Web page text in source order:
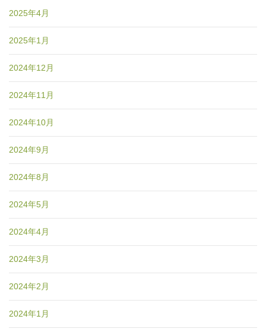
2025年4月
2025年1月
2024年12月
2024年11月
2024年10月
2024年9月
2024年8月
2024年5月
2024年4月
2024年3月
2024年2月
2024年1月